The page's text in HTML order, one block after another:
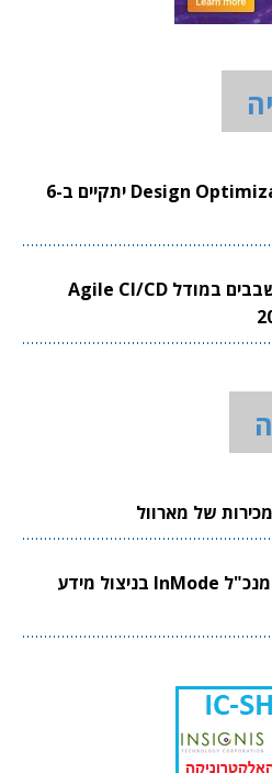
וובינר סינופסיס ל-Design Optimization יתקיים ב-6
וובינר סינופסיס לתכנון שבבים במודל Agile CI/CD
של מארוול
קרן Steel מאשימה את מנכ"ל InMode בניצול מידע